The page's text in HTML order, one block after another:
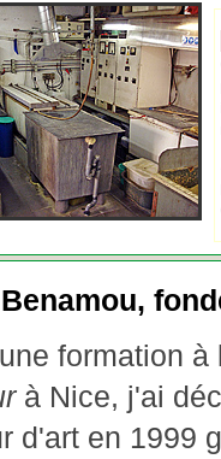
formation à
à Nice, j'ai
d'art en 1999